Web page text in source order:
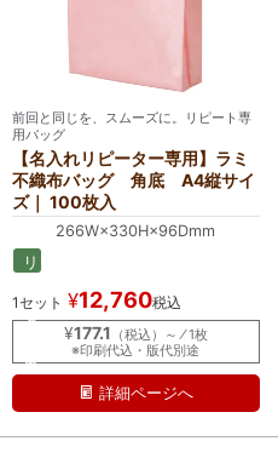
前回と同じを、スムーズに。リピート専
用バッグ
【名入れリピーター専用】ラミ
不織布バッグ 角底 A4縦サイ
ズ｜ 100枚入
266W×330H×96Dmm
リ
ー
タ
専
1セット ¥12,760税込
¥177.1 （税込）～ ⁄ 1枚
※印刷代込・版代別途
詳細ページへ